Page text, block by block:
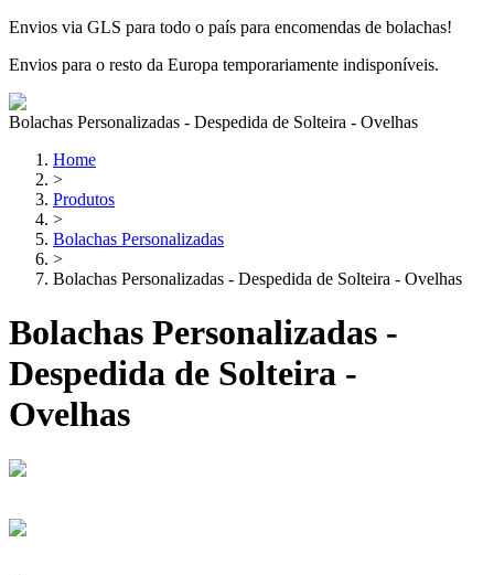
Envios via GLS para todo o país para encomendas de bolachas!
Envios para o resto da Europa temporariamente indisponíveis.
Bolachas Personalizadas - Despedida de Solteira - Ovelhas
Home
>
Produtos
>
Bolachas Personalizadas
>
Bolachas Personalizadas - Despedida de Solteira - Ovelhas
Bolachas Personalizadas -
Despedida de Solteira -
Ovelhas